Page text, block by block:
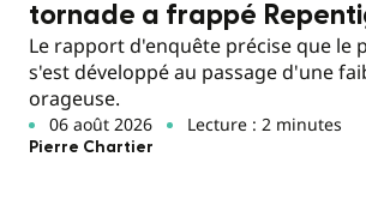
tornade a frappé
Le rapport d'enquête précise que le
s'est développé au passage d'une
orageuse.
06 août 2026 Lecture : 2 minutes
Pierre Chartier